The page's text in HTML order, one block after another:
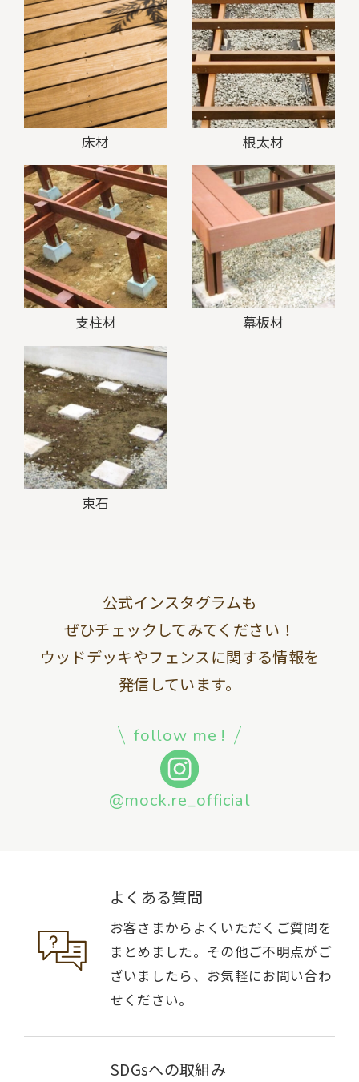
床材 根太材
支柱材 幕板材
束石
公式インスタグラムも
ぜひチェックしてみてください！
ウッドデッキやフェンスに関する情報を
発信しています。
follow me !
@mock.re_official
よくある質問
お客さまからよくいただくご質問を
まとめました。その他ご不明点がご
ざいましたら、お気軽にお問い合わ
せください。
SDGsへの取組み